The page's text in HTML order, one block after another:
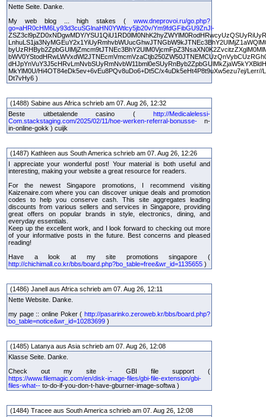
Nette Seite. Danke.
My web blog ... high stakes ( www.dneprovoi.ru/go.php?
go=aHR0cHM6Ly93d3cuSGlnaHN0YWtlcy5jb20v/Ym9fdGFibGU9ZnJl-
ZSZ3cl9pZD0xNDgwMDY/
MkYlM0U/Hi4OT84eDk5ev+6vEu8PQv8uDo6+Dt5C/x4uDk5eHt4P8t9uXw5ezu7ej/Lerr//
Dt7vHy6 )
(1488) Sabine aus Africa schrieb am 07. Aug 26, 12:32
Beste uitbetalende casino ( http://Medicalelessi-
Com.stackstaging.com/2025/02/11/hoe-werken-referral-bonusse- n-
in-online-gokk ) cuijk
(1487) Kathleen aus South America schrieb am 07. Aug 26, 12:26
I appreciate your wonderful post! Your material is both useful and
interesting, making your website a great resource for readers.
For the newest Singapore promotions, I recommend visiting
Kaizenaire.com where you can discover unique deals and promotion
codes to help you conserve cash. This site aggregates leading
discounts from various sellers and services in Singapore, providing
great offers on popular brands in style, electronics, dining, and
everyday essentials.
Keep up the excellent work, and I look forward to checking out more
of your informative posts in the future. Best concerns and pleased
reading!
Have a look at my site promotions singapore (
http://chichimall.co.kr/bbs/board.php?bo_table=free&wr_id=1135655 )
(1486) Janell aus Africa schrieb am 07. Aug 26, 12:11
Nette Website. Danke.
my page :: online Poker ( http://pasarinko.zeroweb.kr/bbs/board.php?
bo_table=notice&wr_id=10283699 )
(1485) Latanya aus Asia schrieb am 07. Aug 26, 12:08
Klasse Seite. Danke.
Check out my site - GBI file support (
https://www.filemagic.com/en/disk-image-files/gbi-file-extension/gbi-
files-what-- to-do-if-you-don-t-have-gburner-image-softwa )
(1484) Tracee aus South America schrieb am 07. Aug 26, 12:08